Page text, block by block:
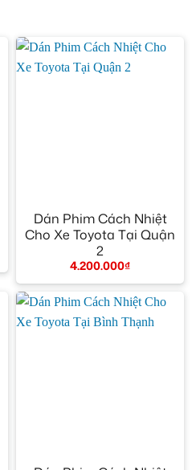
Dán Phim Cách Nhiệt
Cho Xe Toyota Tại Quận
2
4.200.000₫